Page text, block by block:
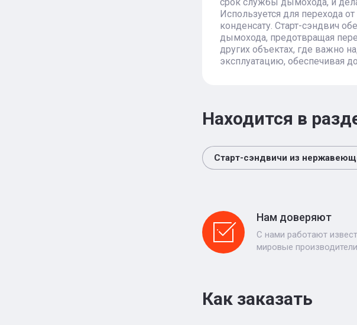
Используется для перехода
конденсату. Старт-сэндвич
дымохода, предотвращая
других объектах, где важно
эксплуатацию, обеспечивая
Находится в
Старт-сэндвичи из
Нам доверяют
С нами работают
мировые производители
Как заказать